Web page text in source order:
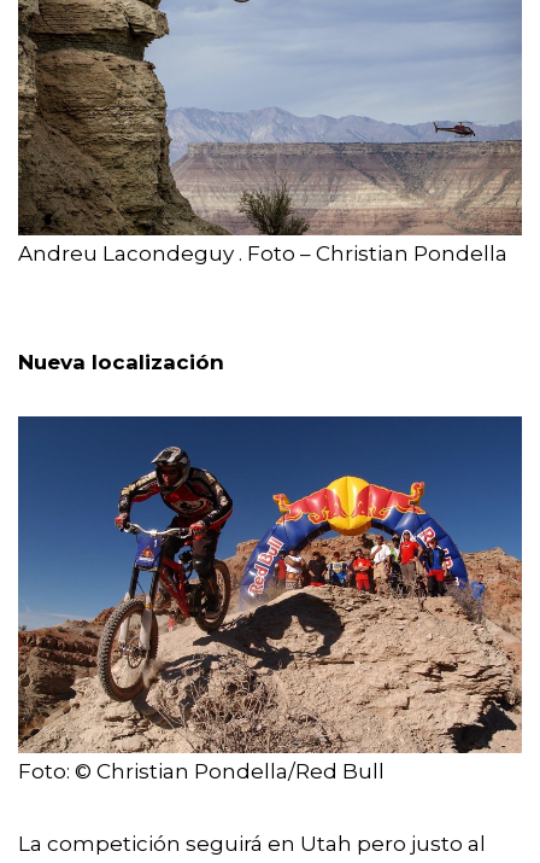
Andreu Lacondeguy . Foto – Christian Pondella
Nueva localización
Foto: © Christian Pondella/Red Bull
La competición seguirá en Utah pero justo al